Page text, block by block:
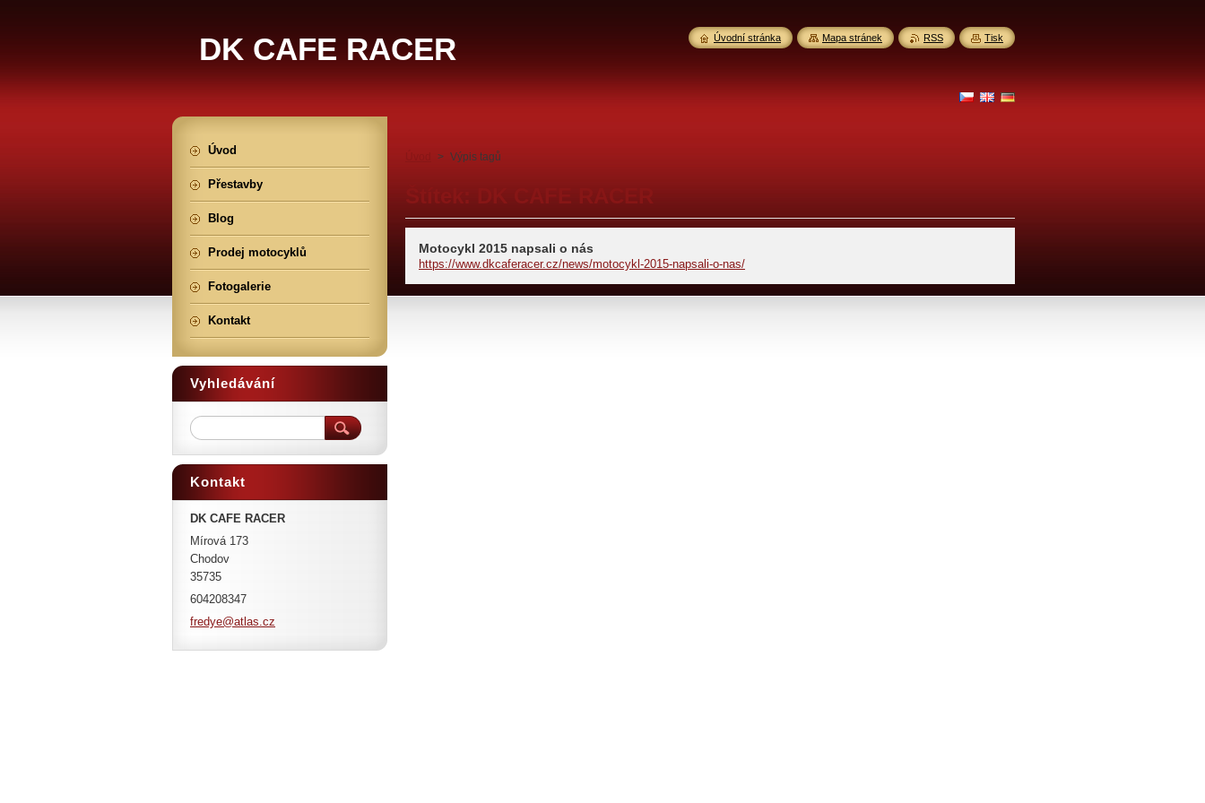
DK CAFE RACER
> Výpis tagů
Motocykl 2015 napsali o nás
https://www.dkcaferacer.cz/news/motocykl-2015-napsali-o-nas/
Úvod
Přestavby
Blog
Prodej motocyklů
Fotogalerie
Kontakt
Vyhledávání
Kontakt
DK CAFE RACER
Mírová 173
Chodov
35735
604208347
fredye@atlas.cz
Úvodní stránka Mapa stránek RSS Tisk